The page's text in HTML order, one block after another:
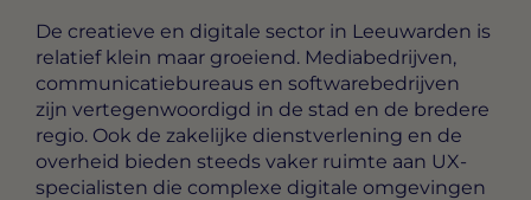
De creatieve en digitale sector in Leeuwarden is
relatief klein maar groeiend. Mediabedrijven,
communicatiebureaus en softwarebedrijven
zijn vertegenwoordigd in de stad en de bredere
regio. Ook de zakelijke dienstverlening en de
overheid bieden steeds vaker ruimte aan UX-
specialisten die complexe digitale omgevingen